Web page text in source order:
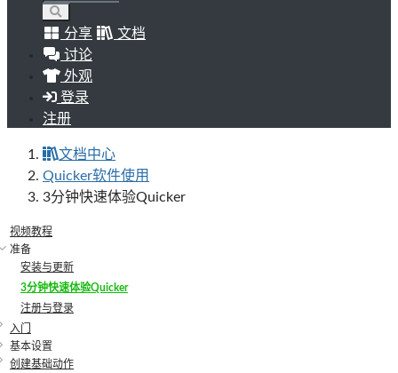
分享
文档
讨论
外观
登录
注册
文档中心
Quicker软件使用
3分钟快速体验Quicker
视频教程
准备
安装与更新
3分钟快速体验Quicker
注册与登录
入门
基本设置
创建基础动作